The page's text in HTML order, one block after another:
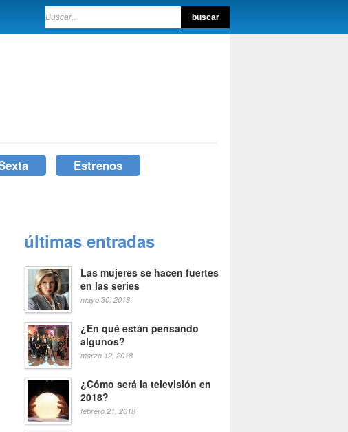
Estrenos
últimas entradas
Las mujeres se hacen fuertes
en las series
mayo 30, 2018
¿En qué están pensando
algunos?
marzo 12, 2018
¿Cómo será la televisión en
2018?
febrero 21, 2018